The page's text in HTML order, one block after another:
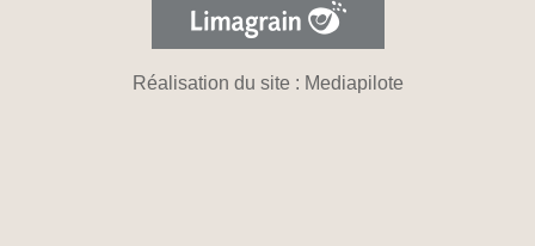
Réalisation du site : Mediapilote